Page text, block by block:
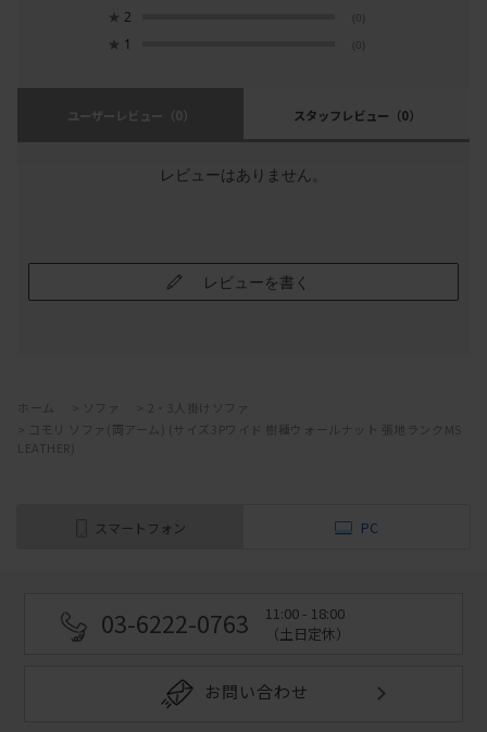
★ 2 (0)
★ 1 (0)
ユーザーレビュー （0） スタッフレビュー （0）
レビューはありません。
レビューを書く
ホーム ソファ
2・3人掛けソファ
コモリ ソファ(両アーム) (サイズ3Pワイド 樹種ウォールナット 張地ランクMS
LEATHER)
スマートフォン PC
03-6222-0763
11:00 - 18:00
（土日定休）
お問い合わせ